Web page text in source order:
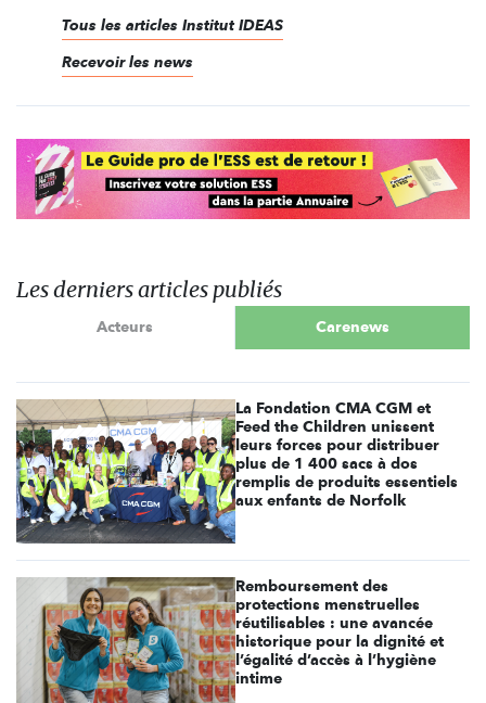
Tous les articles Institut IDEAS
Recevoir les news
Les derniers articles publiés
Acteurs Carenews
La Fondation CMA CGM et
Feed the Children unissent
leurs forces pour distribuer
plus de 1 400 sacs à dos
remplis de produits essentiels
aux enfants de Norfolk
Remboursement des
protections menstruelles
réutilisables : une avancée
historique pour la dignité et
l’égalité d’accès à l’hygiène
intime